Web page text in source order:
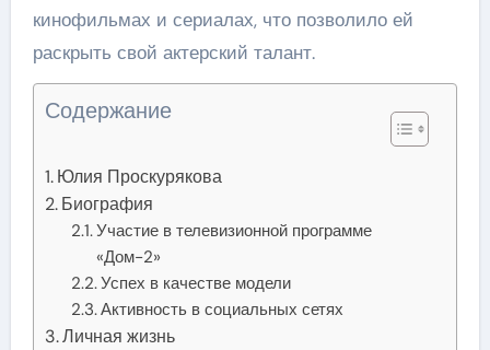
кинофильмах и сериалах, что позволило ей
раскрыть свой актерский талант.
Содержание
Юлия Проскурякова
Биография
Участие в телевизионной программе
«Дом-2»
Успех в качестве модели
Активность в социальных сетях
Личная жизнь